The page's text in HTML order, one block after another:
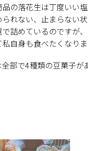
の落花生は丁度いい
られない、止まらない
詰めているのですが、
自身も食べたくなり
部で4種類の豆菓子が